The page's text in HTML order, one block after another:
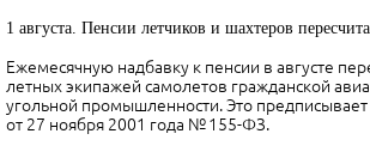
1 августа. Пенсии летчиков и шахтеров
Ежемесячную надбавку к пенсии в августе
летных экипажей самолетов гражданской
угольной промышленности. Это
от 27 ноября 2001 года № 155-ФЗ.